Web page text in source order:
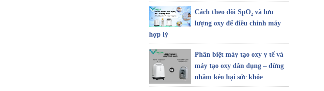
Cách theo dõi SpO₂ và lưu
lượng oxy để điều chỉnh máy
hợp lý
Phân biệt máy tạo oxy y tế và
máy tạo oxy dân dụng – đừng
nhầm kẻo hại sức khỏe